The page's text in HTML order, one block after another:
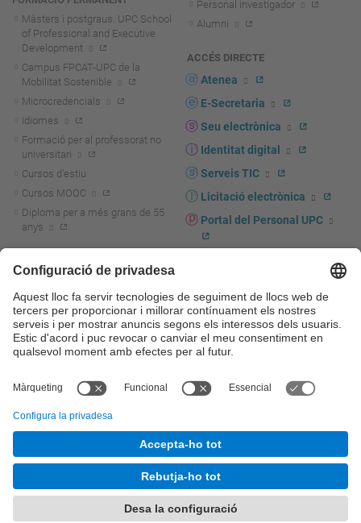
Màsters i postgraus. UPC School
of Professional and Executive
Development
Campus FPCAT-UPC de la
Mobilitat Sostenible
Microcredencials
Idiomes
Formació per al professorat no
universitari
Cursos d'estiu
Cursos MOOC
Diploma per a més grans de 55
anys
Actualitat R+D+I
La recerca a la UPC
La transferència, l'emprenedoria i
la innovació a la UPC
Foment i suport a la recerca
transferència, l'emprenedoria i la
Serveis per a empreses
Personal investigador
Alumni
ACCÉS DIRECTE
Atenea
E-Secretaria
Seu electrònica
Identitat digital
Serveis TIC
Licitació electrònica
Portal del Personal UPC
UPCshop, marxandatge
Sala de premsa
Seguretat i salut
Autoprotecció i emergències
© UPC Universitat Politècnica de Catalunya - BarcelonaTech
Accessibilitat